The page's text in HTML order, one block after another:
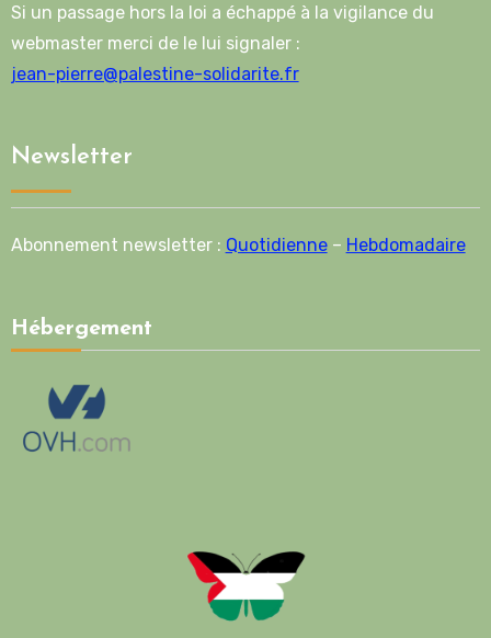
Si un passage hors la loi a échappé à la vigilance du
webmaster merci de le lui signaler :
jean-pierre@palestine-solidarite.fr
Newsletter
Abonnement newsletter : Quotidienne– Hebdomadaire
Hébergement